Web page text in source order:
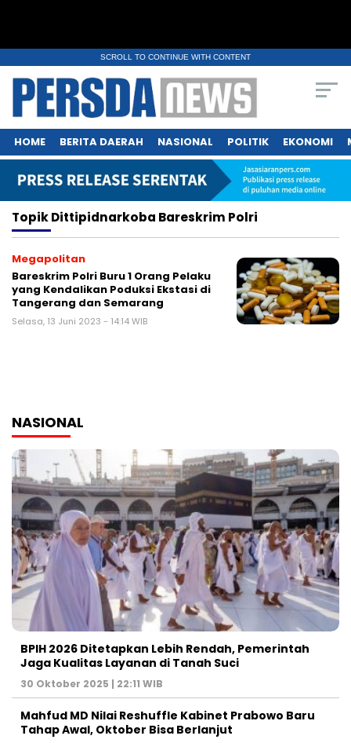
SCROLL TO CONTINUE WITH CONTENT
HOME BERITA DAERAH NASIONAL POLITIK EKONOMI
TopikDittipidnarkoba Bareskrim Polri
Megapolitan
Bareskrim Polri Buru 1 Orang Pelaku
yang Kendalikan Poduksi Ekstasi di
Tangerang dan Semarang
Selasa, 13 Juni 2023 - 14:14 WIB
NASIONAL
BPIH 2026 Ditetapkan Lebih Rendah, Pemerintah
Jaga Kualitas Layanan di Tanah Suci
30 Oktober 2025 | 22:11 WIB
Mahfud MD Nilai Reshuffle Kabinet Prabowo Baru
Tahap Awal, Oktober Bisa Berlanjut